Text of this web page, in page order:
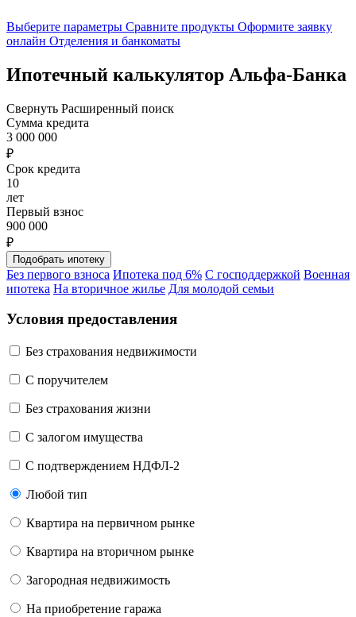
Выберите параметры Сравните продукты Оформите заявку
онлайн Отделения и банкоматы
Ипотечный калькулятор Альфа-Банка
Свернуть Расширенный поиск
Сумма кредита
3 000 000
₽
Срок кредита
10
лет
Первый взнос
900 000
₽
Без первого взноса Ипотека под 6% С господдержкой Военная
ипотека На вторичное жилье Для молодой семьи
Условия предоставления
Без страхования недвижимости
C поручителем
Без страхования жизни
С залогом имущества
С подтверждением НДФЛ-2
Любой тип
Квартира на первичном рынке
Квартира на вторичном рынке
Загородная недвижимость
На приобретение гаража